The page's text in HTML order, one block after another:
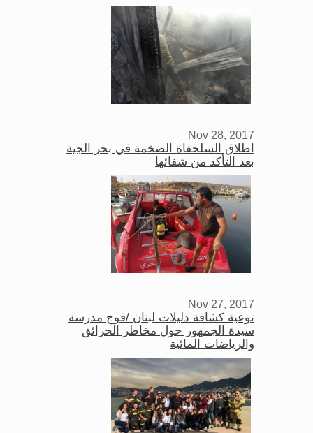
Nov 28, 2017
اطلاق السلحفاة الضخمة في بحر الجية
بعد التأكد من شفائها
Nov 27, 2017
توعية كشافة دليلات لبنان /فوج مدرسة
سيدة الجمهور حول مخاطر الحرائق
والرياضات المائية